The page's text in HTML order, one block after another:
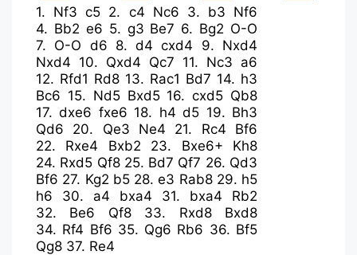
1. Nf3 c5 2. c4 Nc6 3. b3 Nf6
4. Bb2 e6 5. g3 Be7 6. Bg2 O-O
7. O-O d6 8.d4 cxd4 9. Nxd4
Nxd4 10. Qxd4 Qc7 11. Nc3 a6
12. Rfd1 Rd8 13. Rac1 Bd7 14. h3
Bc6 15. Nd5 Bxd5 16.cxd5 Qb8
17.dxe6 fxe6 18. h4 d5 19. Bh3
Qd6
20. Qe3 Ne4 21. Rc4
Bf6
22. Rxe4 Bxb2 23. Bxe6+
Kh8
24. Rxd5 Qf8 25. Bd7 Qf7 26. Qd3
Bf6 27. Kg2 b5 28.e3 Rab8 29. h5
h6
30. a4 bxa4 31. bxa4
Rb2
32. Be6 Qf8 33. Rxd8
Bxd8
34. Rf4 Bf6 35. Qg6 Rb6 36. Bf5
Qg8 37. Re4